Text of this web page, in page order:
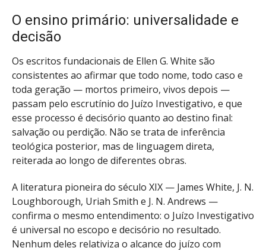
O ensino primário: universalidade e
decisão
Os escritos fundacionais de Ellen G. White são
consistentes ao afirmar que todo nome, todo caso e
toda geração — mortos primeiro, vivos depois —
passam pelo escrutínio do Juízo Investigativo, e que
esse processo é decisório quanto ao destino final:
salvação ou perdição. Não se trata de inferência
teológica posterior, mas de linguagem direta,
reiterada ao longo de diferentes obras.
A literatura pioneira do século XIX — James White, J. N.
Loughborough, Uriah Smith e J. N. Andrews —
confirma o mesmo entendimento: o Juízo Investigativo
é universal no escopo e decisório no resultado.
Nenhum deles relativiza o alcance do juízo com